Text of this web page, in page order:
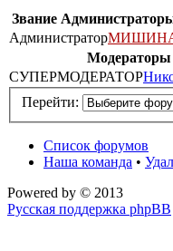
Звание
Администратор
Модераторы
СУПЕРМОДЕРАТОР
Перейти:
Список форумов
Наша команда •
Powered by © 2013
Русская поддержка phpBB